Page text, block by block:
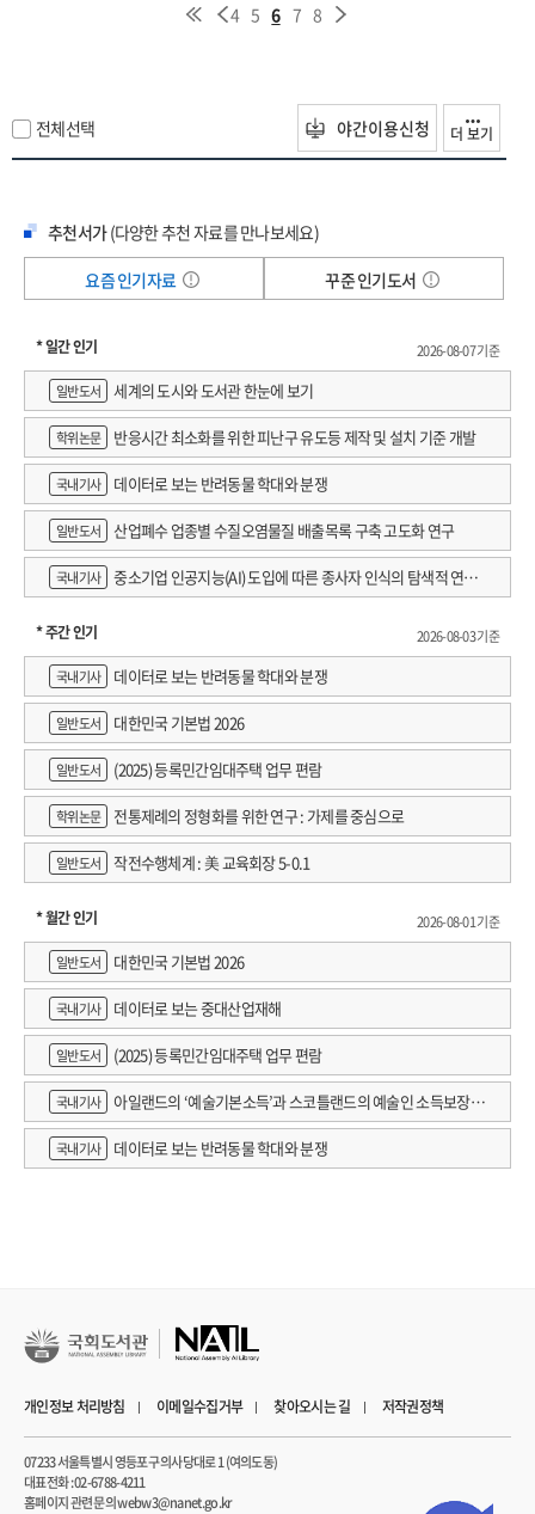
4 5 6 7 8
전체선택 야간이용신청 더 보기
추천서가(다양한 추천 자료를 만나보세요)
요즘 인기자료
꾸준 인기도서
* 일간 인기
2026-08-07 기준
일반도서
세계의 도시와 도서관 한눈에 보기
학위논문 반응시간 최소화를 위한 피난구 유도등 제작 및 설치 기준 개발
국내기사 데이터로 보는 반려동물 학대와 분쟁
일반도서 산업폐수 업종별 수질오염물질 배출목록 구축 고도화 연구
국내기사
중소기업 인공지능(AI) 도입에 따른 종사자 인식의 탐색적 연구 :
* 주간 인기
2026-08-03 기준
국내기사
데이터로 보는 반려동물 학대와 분쟁
일반도서 대한민국 기본법 2026
일반도서 (2025) 등록민간임대주택 업무 편람
학위논문 전통제례의 정형화를 위한 연구 : 가제를 중심으로
일반도서 작전수행체계 : 美 교육회장 5-0.1
* 월간 인기
2026-08-01 기준
일반도서
대한민국 기본법 2026
국내기사 데이터로 보는 중대산업재해
일반도서 (2025) 등록민간임대주택 업무 편람
국내기사
아일랜드의 ‘예술기본소득’과 스코틀랜드의 예술인 소득보장정
책 논의
국내기사 데이터로 보는 반려동물 학대와 분쟁
개인정보 처리방침 이메일수집거부 찾아오시는 길 저작권정책
07233 서울특별시 영등포구 의사당대로 1 (여의도동)
대표전화 : 02-6788-4211
홈페이지 관련 문의 webw3@nanet.go.kr